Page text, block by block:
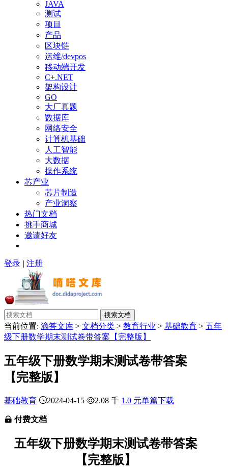
JAVA
测试
项目
产品
区块链
运维/devpos
移动端开发
C+.NET
架构设计
GO
大厂真题
数据库
网络安全
计算机基础
人工智能
大数据
操作系统
芯产业
芯片制造
产业洞察
热门文档
挑手商城
邀请好友
登录 | 注册
搜索文档
当前位置: 滴答文库 > 文档分类 > 教育行业 > 基础教育 > 五年
级下册数学期末测试卷带答案【完整版】
五年级下册数学期末测试卷带答案
【完整版】
基础教育 2024-04-15 2.08 千 1.0 元单篇下载
付费文档
五年级下册数学期末测试卷带答案
【完整版】